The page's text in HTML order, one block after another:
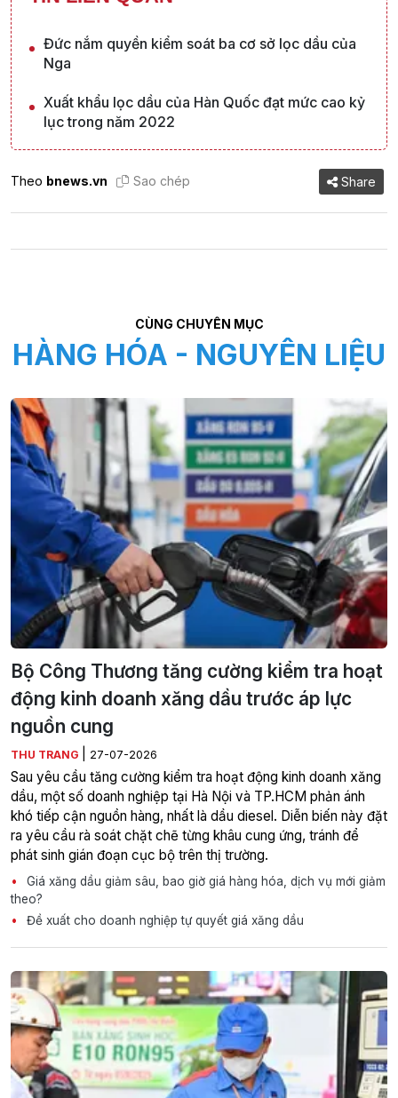
Đức nắm quyền kiểm soát ba cơ sở lọc dầu của
Nga
Xuất khẩu lọc dầu của Hàn Quốc đạt mức cao kỷ
lục trong năm 2022
Theo bnews.vn Sao chép Share
CÙNG CHUYÊN MỤC
HÀNG HÓA - NGUYÊN LIỆU
Bộ Công Thương tăng cường kiểm tra hoạt
động kinh doanh xăng dầu trước áp lực
nguồn cung
THU TRANG 27-07-2026
Sau yêu cầu tăng cường kiểm tra hoạt động kinh doanh xăng
dầu, một số doanh nghiệp tại Hà Nội và TP.HCM phản ánh
khó tiếp cận nguồn hàng, nhất là dầu diesel. Diễn biến này đặt
ra yêu cầu rà soát chặt chẽ từng khâu cung ứng, tránh để
phát sinh gián đoạn cục bộ trên thị trường.
Giá xăng dầu giảm sâu, bao giờ giá hàng hóa, dịch vụ mới giảm
theo?
Đề xuất cho doanh nghiệp tự quyết giá xăng dầu